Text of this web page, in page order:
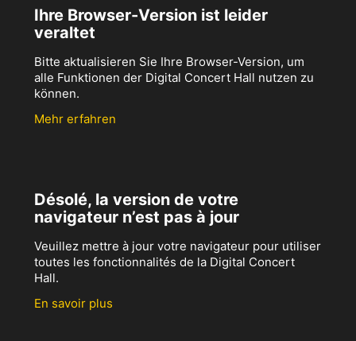
Ihre Browser-Version ist leider
veraltet
Bitte aktualisieren Sie Ihre Browser-Version, um
alle Funktionen der Digital Concert Hall nutzen zu
können.
Mehr erfahren
Désolé, la version de votre
navigateur n’est pas à jour
Veuillez mettre à jour votre navigateur pour utiliser
toutes les fonctionnalités de la Digital Concert
Hall.
En savoir plus